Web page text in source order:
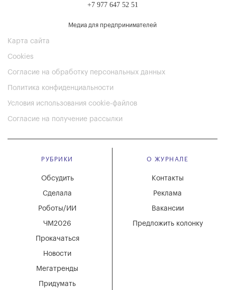
+7 977 647 52 51
Медиа для предпринимателей
Карта сайта
Cookies
Согласие на обработку персональных данных
Политика конфиденциальности
Условия использования cookie-файлов
Согласие на получение рассылки
РУБРИКИ
Мегатренды
Придумать
Новости
Обсудить
Сделала
Роботы/ИИ
ЧМ2026
Прокачаться
О ЖУРНАЛЕ
Вакансии
Реклама
Контакты
Предложить колонку